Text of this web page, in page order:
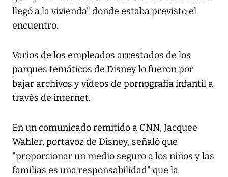
llegó a la vivienda" donde estaba previsto el
encuentro.
Varios de los empleados arrestados de los
parques temáticos de Disney lo fueron por
bajar archivos y vídeos de pornografía infantil a
través de internet.
En un comunicado remitido a CNN, Jacquee
Wahler, portavoz de Disney, señaló que
"proporcionar un medio seguro a los niños y las
familias es una responsabilidad" que la